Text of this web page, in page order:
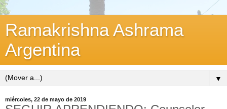
Ramakrishna Ashrama
Argentina
▼
miércoles, 22 de mayo de 2019